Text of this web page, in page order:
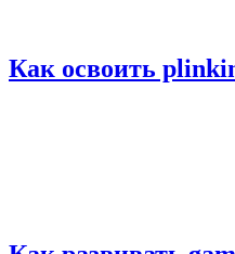
Как освоить